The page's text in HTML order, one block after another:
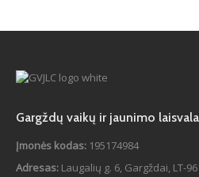
Gargždų vaikų ir jaunimo
Įmonės kodas: 195174984
Adresas: Laugalių g. 6, Gargždai, LT-